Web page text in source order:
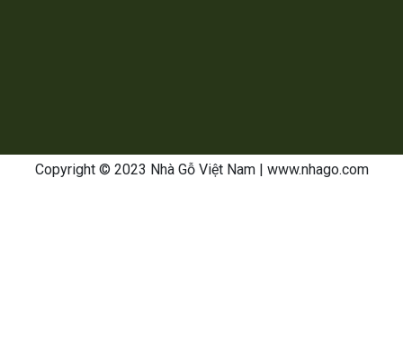
Copyright © 2023 Nhà Gỗ Việt Nam| www.nhago.com